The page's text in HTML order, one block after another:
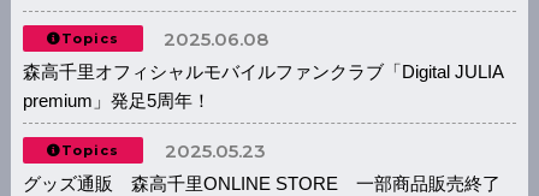
Topics 2025.06.08
森高千里オフィシャルモバイルファンクラブ「Digital JULIA
premium」発足5周年！
Topics 2025.05.23
グッズ通販 森高千里ONLINE STORE 一部商品販売終了